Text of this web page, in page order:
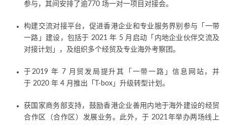
参与，其间安排了逾770 场一对一项目对接会。
构建交流对接平台，促进香港企业和专业服务界别参与「一带
一路」建设，包括于 2021 年 5 月启动「内地企业伙伴交流及
对接计划」，及组织多个经贸及专业海外考察团。
于2019 年 7 月贸发局提升其「一带一路」信息网站，并
于 2020 年 4 月推出「T-box」升级转型计划。
获国家商务部支持，鼓励香港企业善用内地于海外建设的经贸
合作区（合作区）发展业务。此外，于 2021年举办两场线上